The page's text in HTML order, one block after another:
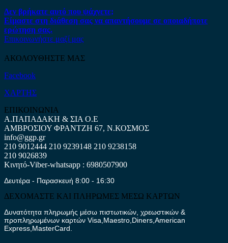
Δεν βρήκατε αυτό που ψάχνετε;
Είμαστε στη διάθεση σας να απαντήσουμε σε οποιαδήποτε
ερώτηση σας.
Επικοινωνήστε μαζί μας
ΑΚΟΛΟΥΘΗΣΤΕ ΜΑΣ
Facebook
ΧΑΡΤΗΣ
ΕΠΙΚΟΙΝΩΝΙΑ
Α.ΠΑΠΑΔΑΚΗ & ΣΙΑ Ο.Ε
ΑΜΒΡΟΣΙΟΥ ΦΡΑΝΤΖΗ 67, Ν.ΚΟΣΜΟΣ
info@ggp.gr
210 9012444 210 9239148 210 9238158
210 9026839
Κινητό-Viber-whatsapp : 6980507900
Δευτέρα - Παρασκευή 8:00 - 16:30
ΔΕΧΟΜΑΣΤΕ ΚΑΙ ΠΛΗΡΩΜΕΣ ΜΕΣΩ ΚΑΡΤΩΝ
Δυνατότητα πληρωμής μέσω πιστωτικών, χρεωστικών &
προπληρωμένων καρτών Visa,Maestro,Diners,American
Express,MasterCard.